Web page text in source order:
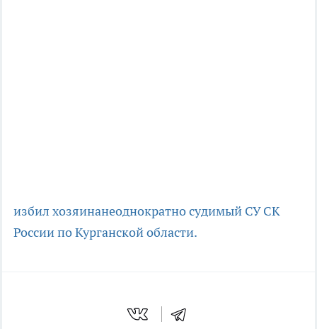
избил хозяинанеоднократно судимый СУ СК
России по Курганской области.